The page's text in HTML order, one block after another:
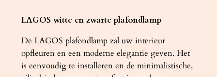
L
G
O
S
LAGOS witte en zwarte plafondlamp
De LAGOS plafondlamp zal uw interieur
opfleuren en een moderne elegantie geven. Het
is eenvoudig te installeren en de minimalistische,